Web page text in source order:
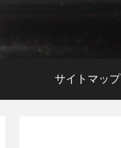
サイトマップ